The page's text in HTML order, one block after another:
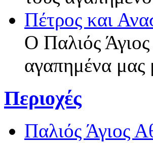
Πέτρος και
Ο Παλιός
αγαπημένα
Περιοχές
Παλιός Άγιος